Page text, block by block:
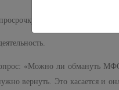
не может превышать
«Можно ли обмануть
вернуть. Это касается и